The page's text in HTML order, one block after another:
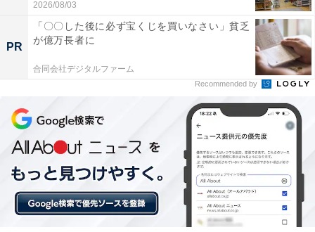
【今日チェックしたい】Pioneerの人気商品5選
2026/08/03
PR
「〇〇した後に必ず宝くじを買いなさい」貧乏
が億万長者に
合同会社デジタルファーム
Recommended by